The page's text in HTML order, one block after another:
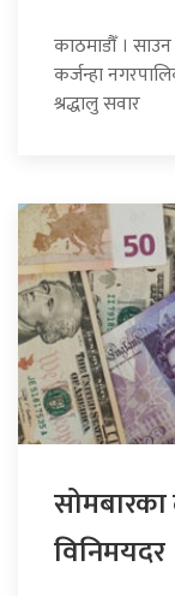
काठमाडौँ । साउन
कर्जन्हा
श्रद्धालु सवार
सोमबारका
विनिमयदर